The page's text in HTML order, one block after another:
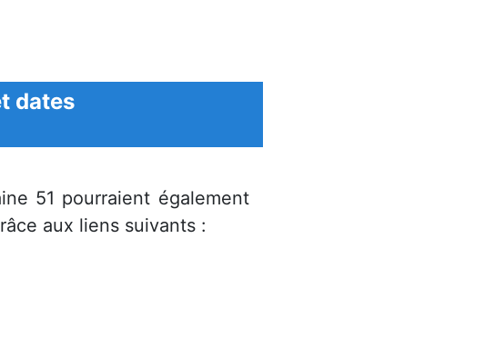
dates
51 pourraient également
aux liens suivants :